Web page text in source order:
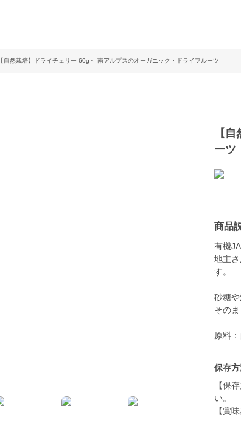
【自然栽培】ドライチェリー 60g～ 南アルプスのオーガニック・ドライフルーツ
【
ーツ
商品
有機
地主
す。
砂糖
その
原料
保存
【保
い。
【賞